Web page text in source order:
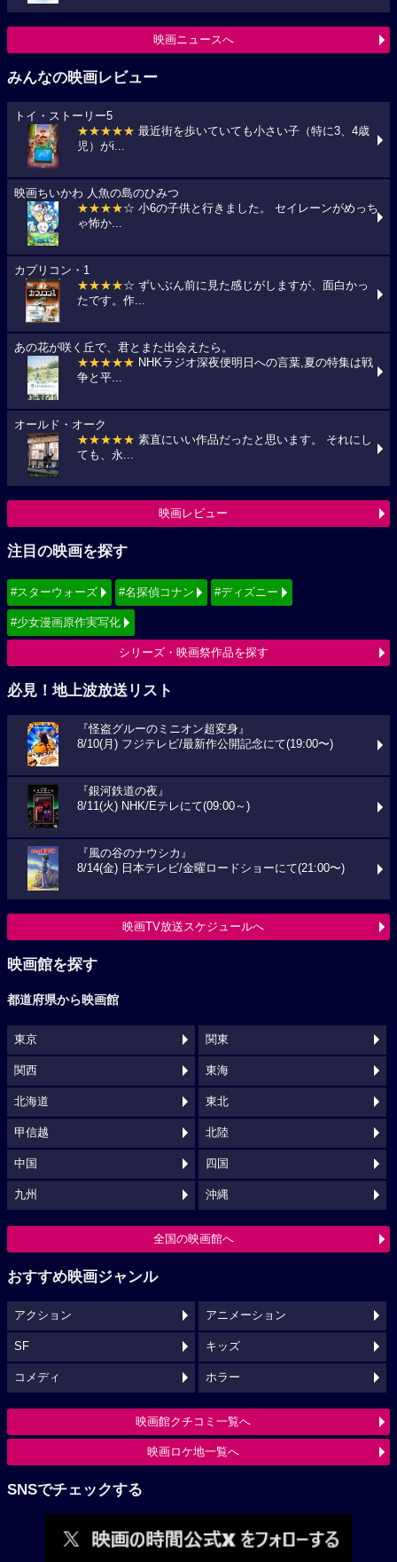
映画ニュースへ
みんなの映画レビュー
トイ・ストーリー5
★★★★★ 最近街を歩いていても小さい子（特に3、4歳
児）がi...
映画ちいかわ 人魚の島のひみつ
★★★★☆ 小6の子供と行きました。 セイレーンがめっち
ゃ怖か...
カプリコン・1
★★★★☆ ずいぶん前に見た感じがしますが、面白かっ
たです。作...
あの花が咲く丘で、君とまた出会えたら。
★★★★★ NHKラジオ深夜便明日への言葉,夏の特集は戦
争と平...
オールド・オーク
★★★★★ 素直にいい作品だったと思います。 それにし
ても、永...
映画レビュー
注目の映画を探す
#スターウォーズ #名探偵コナン #ディズニー
#少女漫画原作実写化
シリーズ・映画祭作品を探す
必見！地上波放送リスト
『怪盗グルーのミニオン超変身』
8/10(月) フジテレビ/最新作公開記念にて(19:00〜)
『銀河鉄道の夜』
8/11(火) NHK/Eテレにて(09:00～)
『風の谷のナウシカ』
8/14(金) 日本テレビ/金曜ロードショーにて(21:00〜)
映画TV放送スケジュールへ
映画館を探す
都道府県から映画館
東京 関東
関西 東海
北海道 東北
甲信越 北陸
中国 四国
九州 沖縄
全国の映画館へ
おすすめ映画ジャンル
アクション アニメーション
SF キッズ
コメディ ホラー
映画館クチコミ一覧へ
映画ロケ地一覧へ
SNSでチェックする